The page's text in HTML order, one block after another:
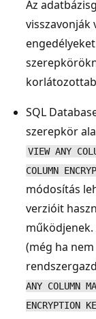
Az
visszavonják
SQL
szerepkör
VIEW ANY
COLUMN
módosítás
verzióit
(még ha
ANY COLUMN
ENCRYPTION